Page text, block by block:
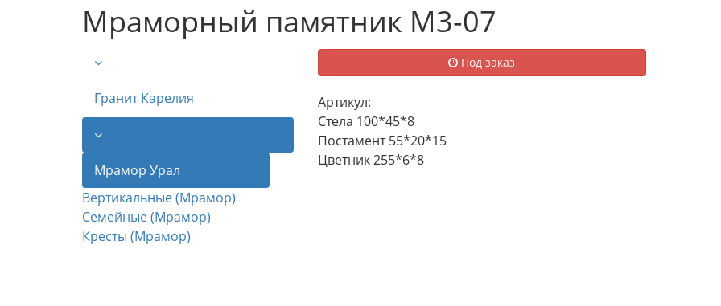
Мраморный памятник М3-07
Гранит Карелия
Мрамор Урал
Вертикальные (Мрамор)
Семейные (Мрамор)
Кресты (Мрамор)
Под заказ
Артикул:
Стела 100*45*8
Постамент 55*20*15
Цветник 255*6*8